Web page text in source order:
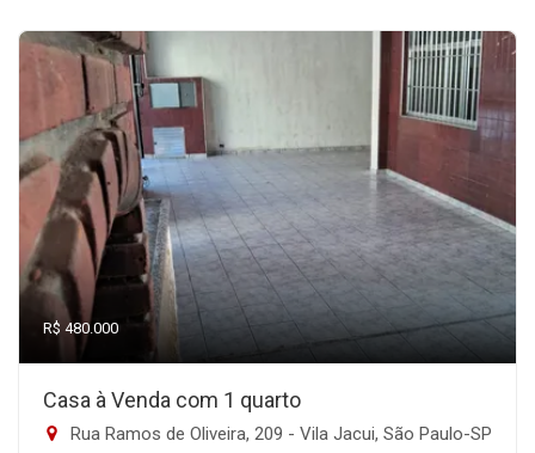
R$ 480.000
Casa à Venda com 1 quarto
Rua Ramos de Oliveira, 209 - Vila Jacui, São Paulo-SP